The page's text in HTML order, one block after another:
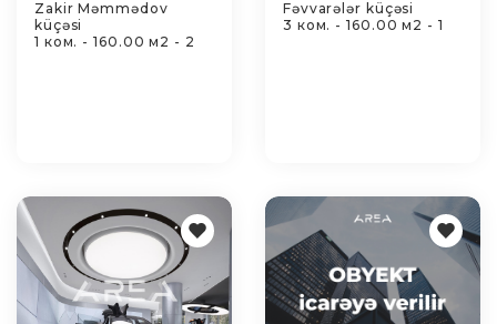
Zakir Məmmədov
küçəsi
1 ком. - 160.00 м2 - 2
Fəvvarələr küçəsi
3 ком. - 160.00 м2 - 1